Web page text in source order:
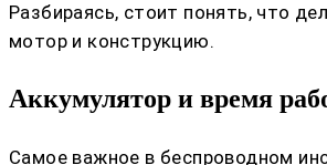
Разбираясь, стоит понять, что
мотор и конструкцию.
Аккумулятор и время
Самое важное в беспроводном